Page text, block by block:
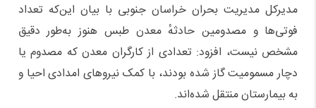
مدیرکل مدیریت بحران خراسان جنوبی با بیان این‌که تعداد
فوتی‌ها و مصدومین حادثهٔ معدن طبس هنوز به‌طور دقیق
مشخص نیست، افزود: تعدادی از کارگران معدن که مصدوم یا
دچار مسمومیت گاز شده بودند، با کمک نیروهای امدادی احیا و
به بیمارستان منتقل شده‌اند.